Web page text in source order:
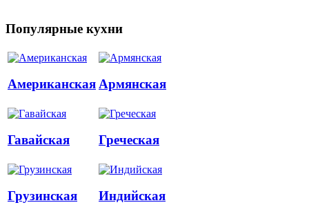
Популярные кухни
АмериканскаяАрмянская
Гавайская Греческая
Грузинская Индийская